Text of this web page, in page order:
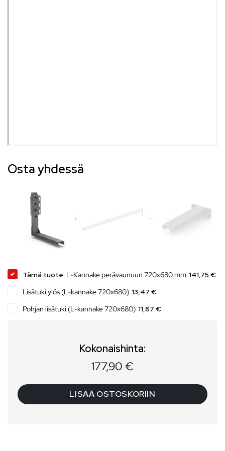
Osta yhdessä
Tämä tuote: L-Kannake perävaunuun 720x680 mm 141,75 €
Lisätuki ylös (L-kannake 720x680) 13,47 €
Pohjan lisätuki (L-kannake 720x680) 11,87 €
Kokonaishinta:
177,90 €
LISÄÄ OSTOSKORIIN